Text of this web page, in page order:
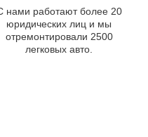
нами работают более 20
юридических лиц и мы
отремонтировали 2500
легковых авто.